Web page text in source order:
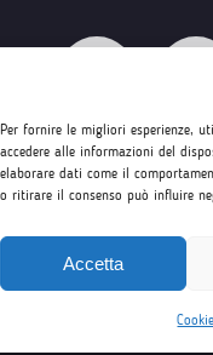
Per fornire le migliori esperienze,
accedere alle informazioni del
elaborare dati come il
o ritirare il consenso può influire
Accetta